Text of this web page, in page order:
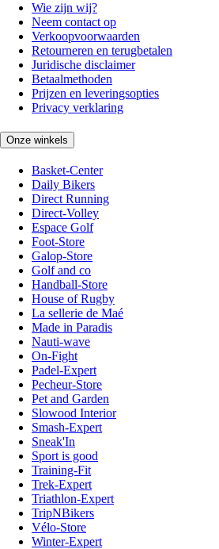
Wie zijn wij?
Neem contact op
Verkoopvoorwaarden
Retourneren en terugbetalen
Juridische disclaimer
Betaalmethoden
Prijzen en leveringsopties
Privacy verklaring
Onze winkels
Basket-Center
Daily Bikers
Direct Running
Direct-Volley
Espace Golf
Foot-Store
Galop-Store
Golf and co
Handball-Store
House of Rugby
La sellerie de Maé
Made in Paradis
Nauti-wave
On-Fight
Padel-Expert
Pecheur-Store
Pet and Garden
Slowood Interior
Smash-Expert
Sneak'In
Sport is good
Training-Fit
Trek-Expert
Triathlon-Expert
TripNBikers
Vélo-Store
Winter-Expert